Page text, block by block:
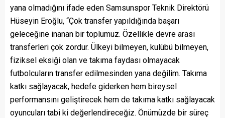
yana olmadığını ifade eden Samsunspor Teknik Direktörü
Hüseyin Eroğlu, “Çok transfer yapıldığında başarı
geleceğine inanan bir toplumuz. Özellikle devre arası
transferleri çok zordur. Ülkeyi bilmeyen, kulübü bilmeyen,
fiziksel eksiği olan ve takıma faydası olmayacak
futbolcuların transfer edilmesinden yana değilim. Takıma
katkı sağlayacak, hedefe giderken hem bireysel
performansını geliştirecek hem de takıma katkı sağlayacak
oyuncuları tabi ki değerlendireceğiz. Önümüzde bir süreç